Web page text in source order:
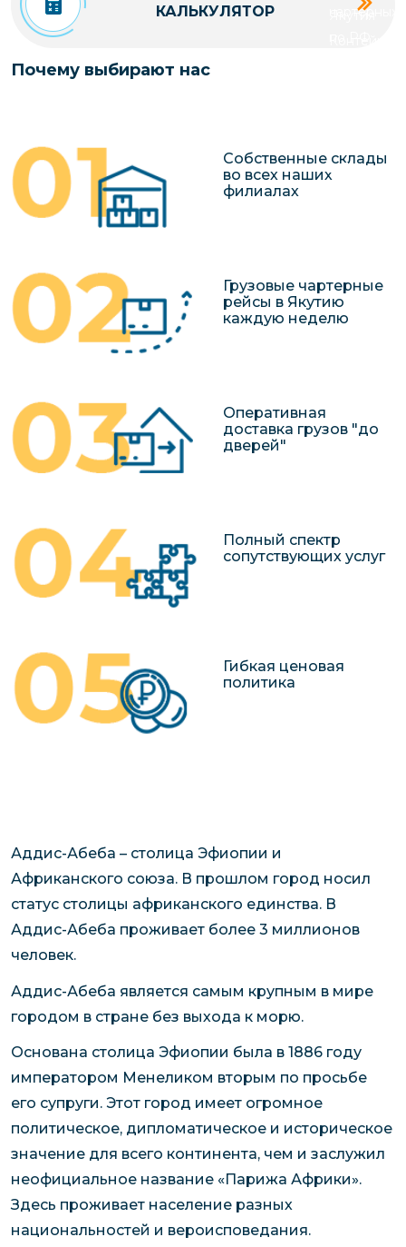
чартерных
Якутия
в Якутию
КАЛЬКУЛЯТОР
Почему выбирают нас
Собственные склады
во всех наших
филиалах
Грузовые чартерные
рейсы в Якутию
каждую неделю
Оперативная
доставка грузов "до
дверей"
Полный спектр
сопутствующих услуг
Гибкая ценовая
политика
Аддис-Абеба – столица Эфиопии и
Африканского союза. В прошлом город носил
статус столицы африканского единства. В
Аддис-Абеба проживает более 3 миллионов
человек.
Аддис-Абеба является самым крупным в мире
городом в стране без выхода к морю.
Основана столица Эфиопии была в 1886 году
императором Менеликом вторым по просьбе
его супруги. Этот город имеет огромное
политическое, дипломатическое и историческое
значение для всего континента, чем и заслужил
неофициальное название «Парижа Африки».
Здесь проживает население разных
национальностей и вероисповедания.